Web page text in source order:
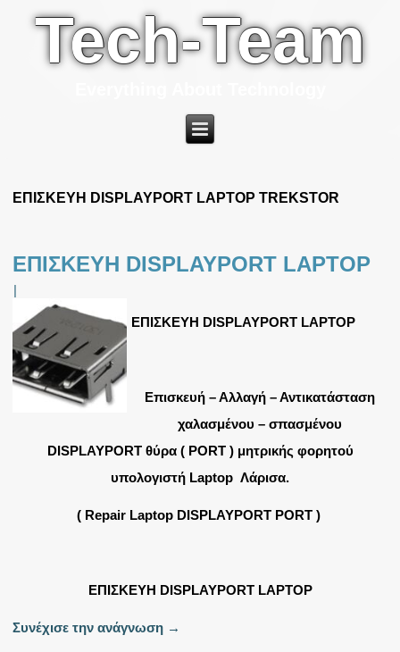
Tech-Team
ΕΠΙΣΚΕΥΗ DISPLAYPORT LAPTOP TREKSTOR
ΕΠΙΣΚΕΥΗ DISPLAYPORT LAPTOP
|
ΕΠΙΣΚΕΥΗ DISPLAYPORT LAPTOP
Επισκευή – Αλλαγή – Αντικατάσταση
χαλασμένου – σπασμένου
DISPLAYPORT θύρα ( PORT ) μητρικής φορητού
υπολογιστή Laptop Λάρισα.
( Repair Laptop DISPLAYPORT PORT )
ΕΠΙΣΚΕΥΗ DISPLAYPORT LAPTOP
Συνέχισε την ανάγνωση →